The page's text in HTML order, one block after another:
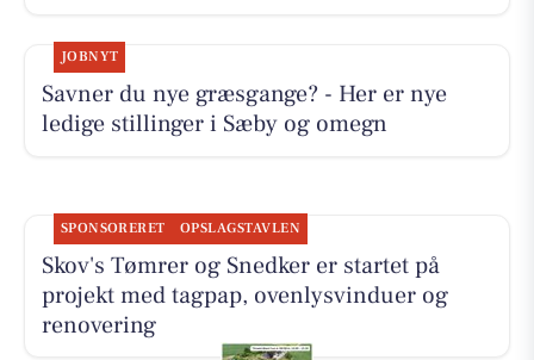
JOBNYT
Savner du nye græsgange? - Her er nye
ledige stillinger i Sæby og omegn
SPONSORERET OPSLAGSTAVLEN
Skov's Tømrer og Snedker er startet på
projekt med tagpap, ovenlysvinduer og
renovering